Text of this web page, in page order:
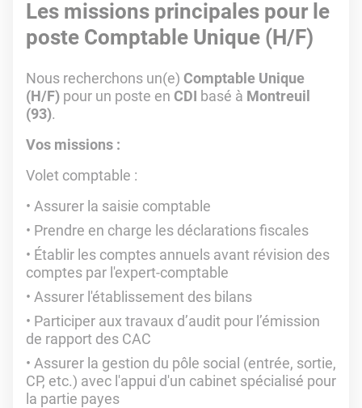
Les missions principales pour le
poste Comptable Unique (H/F)
Nous recherchons un(e) Comptable Unique
(H/F) pour un poste en CDI basé à Montreuil
(93).
Vos missions :
Volet comptable :
Assurer la saisie comptable
Prendre en charge les déclarations fiscales
Établir les comptes annuels avant révision des
comptes par l'expert-comptable
Assurer l'établissement des bilans
Participer aux travaux d’audit pour l’émission
de rapport des CAC
Assurer la gestion du pôle social (entrée, sortie,
CP, etc.) avec l'appui d'un cabinet spécialisé pour
la partie payes